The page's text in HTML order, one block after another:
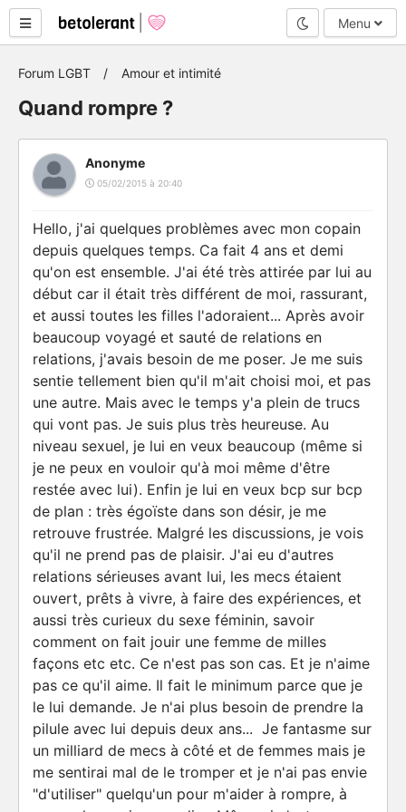
Mode nuit
Menu
Forum LGBT Amour et intimité
Quand rompre ?
Anonyme
05/02/2015 à 20:40
Hello, j'ai quelques problèmes avec mon copain
depuis quelques temps. Ca fait 4 ans et demi
qu'on est ensemble. J'ai été très attirée par lui au
début car il était très différent de moi, rassurant,
et aussi toutes les filles l'adoraient... Après avoir
beaucoup voyagé et sauté de relations en
relations, j'avais besoin de me poser. Je me suis
sentie tellement bien qu'il m'ait choisi moi, et pas
une autre. Mais avec le temps y'a plein de trucs
qui vont pas. Je suis plus très heureuse. Au
niveau sexuel, je lui en veux beaucoup (même si
je ne peux en vouloir qu'à moi même d'être
restée avec lui). Enfin je lui en veux bcp sur bcp
de plan : très égoïste dans son désir, je me
retrouve frustrée. Malgré les discussions, je vois
qu'il ne prend pas de plaisir. J'ai eu d'autres
relations sérieuses avant lui, les mecs étaient
ouvert, prêts à vivre, à faire des expériences, et
aussi très curieux du sexe féminin, savoir
comment on fait jouir une femme de milles
façons etc etc. Ce n'est pas son cas. Et je n'aime
pas ce qu'il aime. Il fait le minimum parce que je
le lui demande. Je n'ai plus besoin de prendre la
pilule avec lui depuis deux ans... Je fantasme sur
un milliard de mecs à côté et de femmes mais je
me sentirai mal de le tromper et je n'ai pas envie
"d'utiliser" quelqu'un pour m'aider à rompre, à